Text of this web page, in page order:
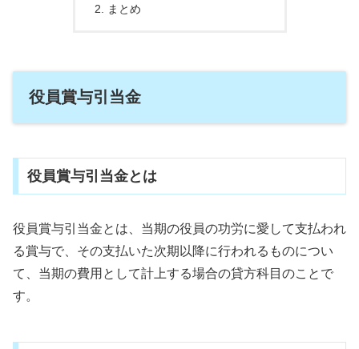
まとめ
役員賞与引当金
役員賞与引当金とは
役員賞与引当金とは、当期の役員の功労に愛して支払われ
る賞与で、その支払いた次期以降に行われるものについ
て、当期の費用として計上する場合の貸方科目のことで
す。